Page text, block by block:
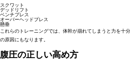
スクワット
デッドリフト
ベンチプレス
オーバーヘッドプレス
懸垂
これらのトレーニングでは、体幹が崩れてしまうと力を十
の原因にもなります。
腹圧の正しい高め方